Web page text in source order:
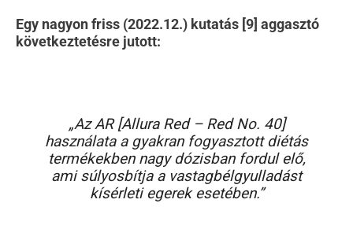
Egy nagyon friss (2022.12.) kutatás [9] aggasztó
következtetésre jutott:
„Az AR [Allura Red – Red No. 40]
használata a gyakran fogyasztott diétás
termékekben nagy dózisban fordul elő,
ami súlyosbítja a vastagbélgyulladást
kísérleti egerek esetében.”